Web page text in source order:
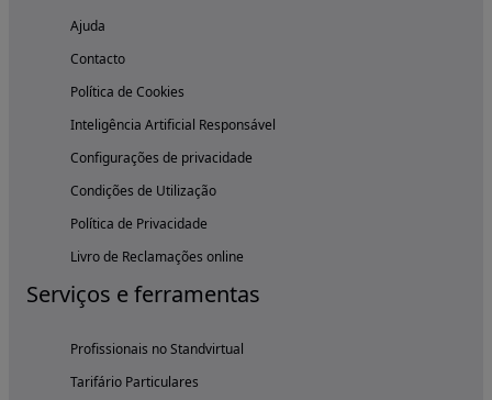
Ajuda
Contacto
Política de Cookies
Inteligência Artificial Responsável
Configurações de privacidade
Condições de Utilização
Política de Privacidade
Livro de Reclamações online
Serviços e ferramentas
Profissionais no Standvirtual
Tarifário Particulares